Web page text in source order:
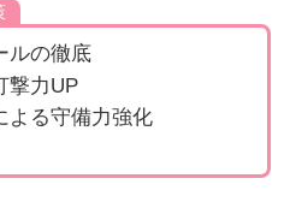
ルの徹底
撃力UP
よる守備力強化